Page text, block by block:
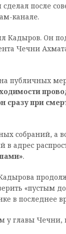
после
канале.
Кадыров. Он
Чечни
на публичных
сразу при
собраний, а
адрес
.
«пустым
в последнее
у главы Чечни,